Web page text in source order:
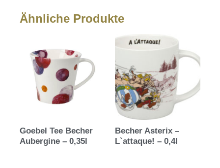
Ähnliche Produkte
Goebel Tee Becher
Aubergine – 0,35l
Becher Asterix –
L`attaque! – 0,4l